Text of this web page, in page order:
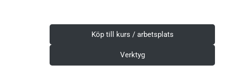
Köp till kurs / arbetsplats
Verktyg